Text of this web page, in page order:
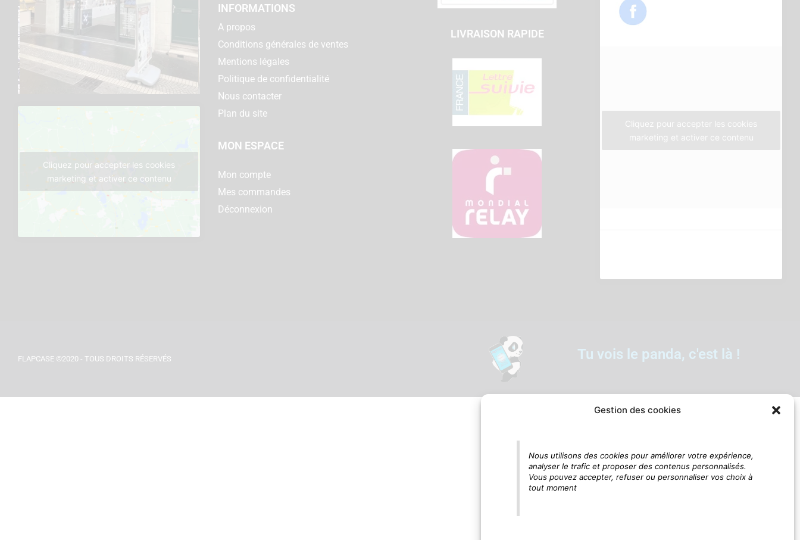
Gestion des cookies
Nous utilisons des cookies pour améliorer votre expérience,
analyser le trafic et proposer des contenus personnalisés.
Vous pouvez accepter, refuser ou personnaliser vos choix à
tout moment
Cliquez pour accepter les cookies
marketing et activer ce contenu
INFORMATIONS
A propos
Conditions générales de ventes
Mentions légales
Politique de confidentialité
Nous contacter
Plan du site
MON ESPACE
Mon compte
Mes commandes
Déconnexion
LIVRAISON RAPIDE
e
m
Cliquez pour accepter les cookies
marketing et activer ce contenu
FLAPCASE ©2020 - TOUS DROITS RÉSERVÉS Tu vois le panda, c'est là !